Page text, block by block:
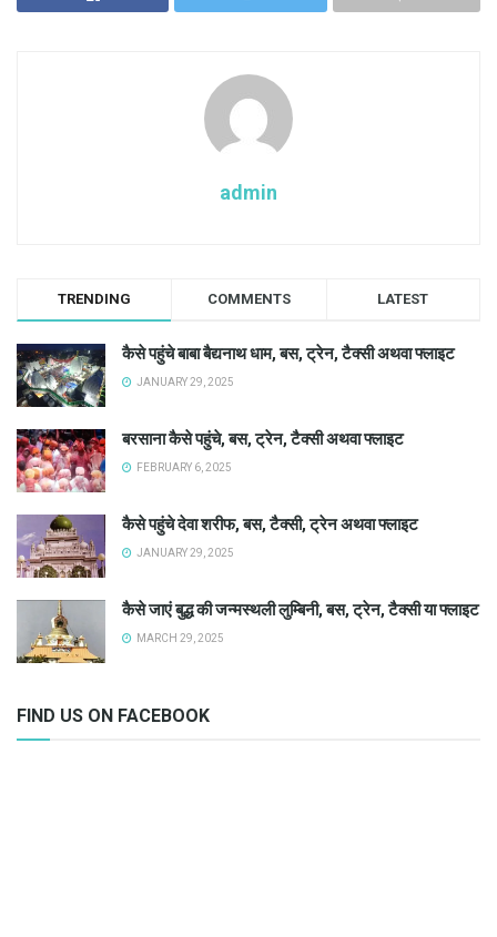
admin
TRENDING COMMENTS LATEST
कैसे पहुंचे बाबा बैद्यनाथ धाम, बस, ट्रेन, टैक्सी अथवा फ्लाइट
JANUARY 29, 2025
बरसाना कैसे पहुंचे, बस, ट्रेन, टैक्सी अथवा फ्लाइट
FEBRUARY 6, 2025
कैसे पहुंचे देवा शरीफ, बस, टैक्सी, ट्रेन अथवा फ्लाइट
JANUARY 29, 2025
कैसे जाएं बुद्ध की जन्मस्थली लुम्बिनी, बस, ट्रेन, टैक्सी या फ्लाइट
MARCH 29, 2025
FIND US ON FACEBOOK